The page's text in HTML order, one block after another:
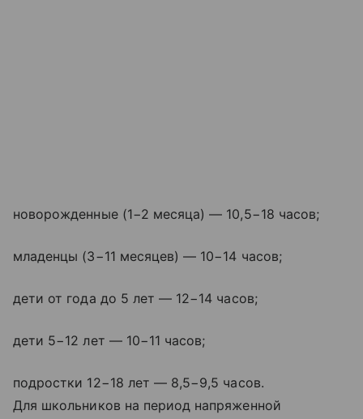
новорожденные (1−2 месяца) — 10,5−18 часов;
младенцы (3−11 месяцев) — 10−14 часов;
дети от года до 5 лет — 12−14 часов;
дети 5−12 лет — 10−11 часов;
подростки 12−18 лет — 8,5−9,5 часов.
Для школьников на период напряженной